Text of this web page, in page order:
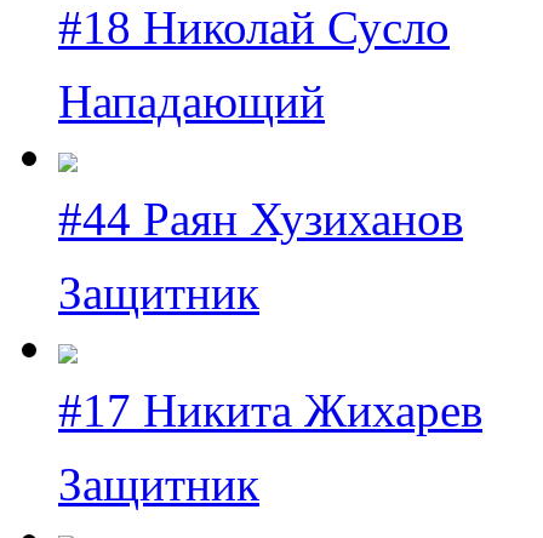
#18 Николай Сусло
Нападающий
#44 Раян Хузиханов
Защитник
#17 Никита Жихарев
Защитник